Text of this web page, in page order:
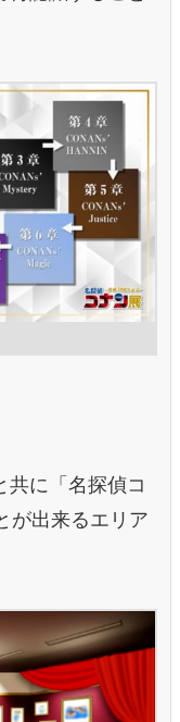
に「名探偵コ
が出来るエリア